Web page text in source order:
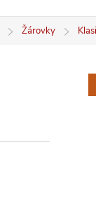
Žárovky